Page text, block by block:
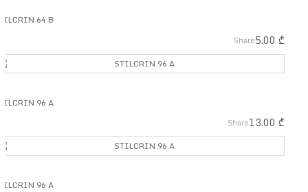
64 B
5.00 ₾
Share
96 A
13.00 ₾
Share
96 A